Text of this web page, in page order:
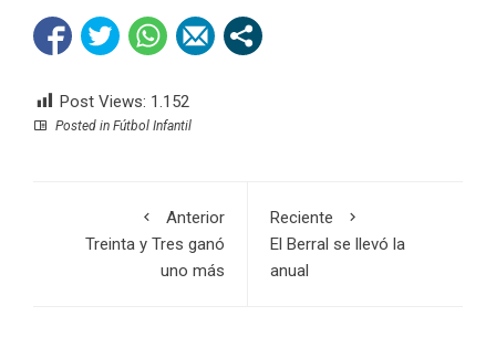
Post Views: 1.152
Posted in Fútbol Infantil
Anterior
Treinta y Tres ganó
uno más
Reciente
El Berral se llevó la
anual